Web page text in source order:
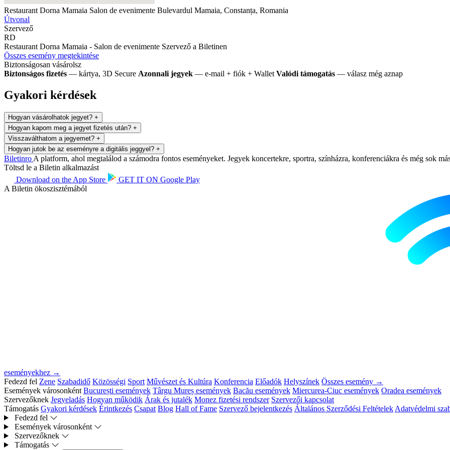
Restaurant Dorna Mamaia Salon de evenimente Bulevardul Mamaia, Constanța, Romania
Útvonal
Szervező
RD
Restaurant Dorna Mamaia - Salon de evenimente Szervező a Biletinen
Összes esemény megtekintése
Biztonságosan vásárolsz
Biztonságos fizetés — kártya, 3D Secure Azonnali jegyek — e-mail + fiók + Wallet Valódi támogatás — válasz még aznap
Gyakori kérdések
Hogyan vásárolhatok jegyet? +
Hogyan kapom meg a jegyet fizetés után? +
Visszaválthatom a jegyemet? +
Hogyan jutok be az eseményre a digitális jeggyel? +
Biletinro A platform, ahol megtalálod a számodra fontos eseményeket. Jegyek koncertekre, sportra, színházra, konferenciákra és még sok
Töltsd le a Biletin alkalmazást
Download on the App Store GET IT ON Google Play
A Biletin ökoszisztémából
eseményekhez →
Fedezd fel Zene Szabadidő Közösségi Sport Művészet és Kultúra Konferencia Előadók Helyszínek Összes esemény →
Események városonként București események Târgu Mureș események Bacău események Miercurea-Ciuc események Oradea események
Szervezőknek Jegyeladás Hogyan működik Árak és jutalék Monez fizetési rendszer Szervezői kapcsolat
Támogatás Gyakori kérdések Érintkezés Csapat Blog Hall of Fame Szervező bejelentkezés Általános Szerződési Feltételek Adatvédelmi
Fedezd fel
Események városonként
Szervezőknek
Támogatás